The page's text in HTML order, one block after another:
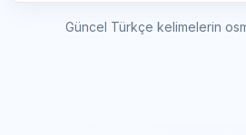
Güncel Türkçe kelimelerin